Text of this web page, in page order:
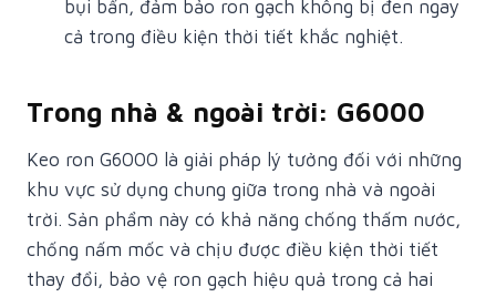
bụi bẩn, đảm bảo ron gạch không bị đen ngay
cả trong điều kiện thời tiết khắc nghiệt.
Trong nhà & ngoài trời: G6000
Keo ron G6000 là giải pháp lý tưởng đối với những
khu vực sử dụng chung giữa trong nhà và ngoài
trời. Sản phẩm này có khả năng chống thấm nước,
chống nấm mốc và chịu được điều kiện thời tiết
thay đổi, bảo vệ ron gạch hiệu quả trong cả hai